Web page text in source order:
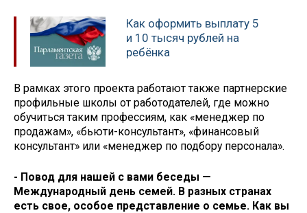
Как оформить выплату 5
и 10 тысяч рублей на
ребёнка
В рамках этого проекта работают также партнерские
профильные школы от работодателей, где можно
обучиться таким профессиям, как «менеджер по
продажам», «бьюти-консультант», «финансовый
консультант» или «менеджер по подбору персонала».
- Повод для нашей с вами беседы —
Международный день семей. В разных странах
есть свое, особое представление о семье. Как вы